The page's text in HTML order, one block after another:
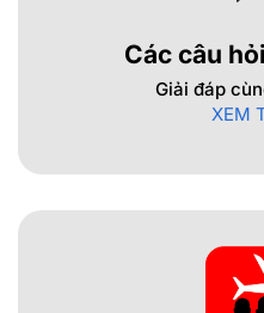
Các câu
Giải đáp
XEM